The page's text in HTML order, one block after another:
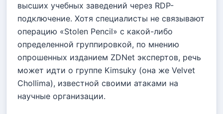
высших учебных заведений через RDP-
подключение. Хотя специалисты не связывают
операцию «Stolen Pencil» с какой-либо
определенной группировкой, по мнению
опрошенных изданием ZDNet экспертов, речь
может идти о группе Kimsuky (она же Velvet
Chollima), известной своими атаками на
научные организации.